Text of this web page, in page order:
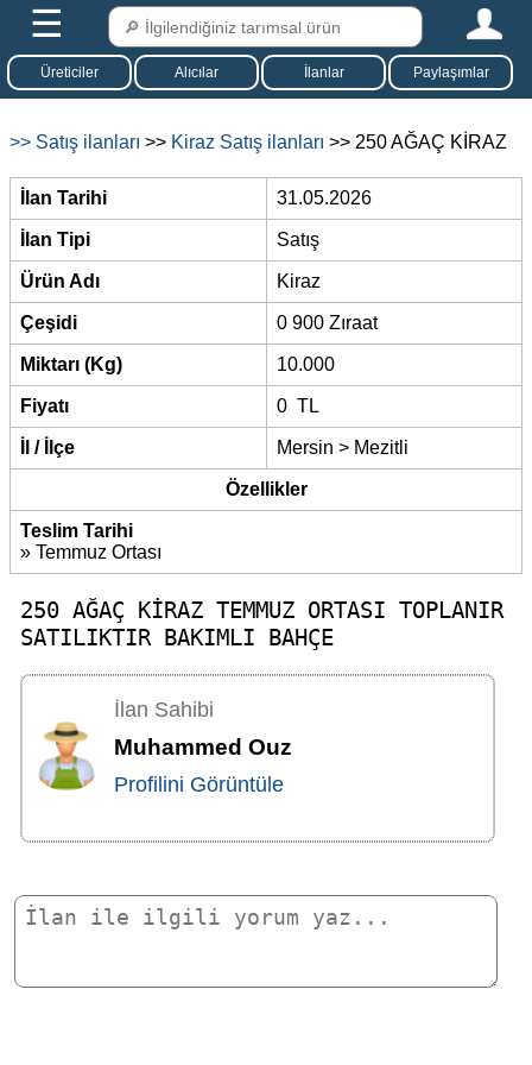
☰
Üreticiler Alıcılar İlanlar Paylaşımlar
>> Satış ilanları >> Kiraz Satış ilanları >> 250 AĞAÇ KİRAZ
İlan Tarihi 31.05.2026
İlan Tipi Satış
Ürün Adı Kiraz
Çeşidi 0 900 Zıraat
Miktarı (Kg) 10.000
Fiyatı 0 TL
İl / İlçe Mersin > Mezitli
Özellikler
Teslim Tarihi
» Temmuz Ortası
250 AĞAÇ KİRAZ TEMMUZ ORTASI TOPLANIR
SATILIKTIR BAKIMLI BAHÇE
İlan Sahibi
Muhammed Ouz
Profilini Görüntüle